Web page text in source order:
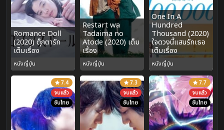
Romance Doll
(2020) ตุ๊กตารัก
เต็มเรื่อง
หนังญี่ปุ่น
Restart wa
Tadaima no
Atode (2020) เต็ม
เรื่อง
หนังญี่ปุ่น
One In A
Hundred
Thousand (2020)
ใจดวงนี้แสนรักเธอ
เต็มเรื่อง
หนังญี่ปุ่น
7.4
จบแล้ว
ซับไทย
7.3
จบแล้ว
ซับไทย
7.7
จบแล้ว
ซับไทย